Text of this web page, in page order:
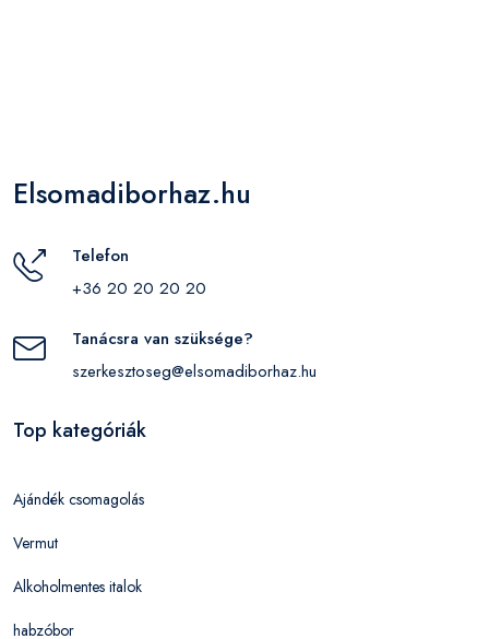
Elsomadiborhaz.hu
Telefon
+36 20 20 20 20
Tanácsra van szüksége?
szerkesztoseg@elsomadiborhaz.hu
Top kategóriák
Ajándék csomagolás
Vermut
Alkoholmentes italok
habzóbor